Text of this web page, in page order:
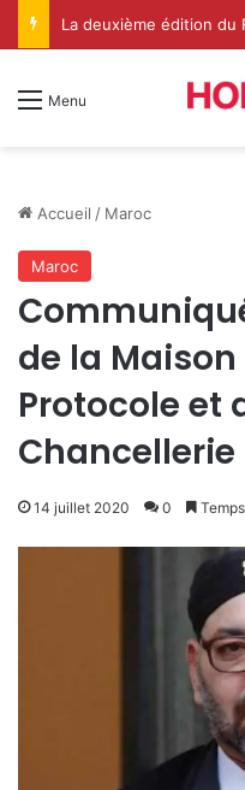
Menu
Accueil / Maroc
Maroc
de la Maison
Protocole et
Chancellerie
14 juillet 2020 0